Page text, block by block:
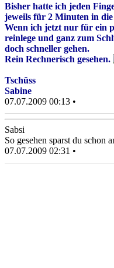
Bisher hatte ich jeden
jeweils für 2 Minuten in
Wenn ich jetzt nur für ein
reinlege und ganz zum
doch schneller gehen.
Rein Rechnerisch gesehen.
Tschüss
Sabine
07.07.2009 00:13 •
Sabsi
So gesehen sparst du schon
07.07.2009 02:31 •